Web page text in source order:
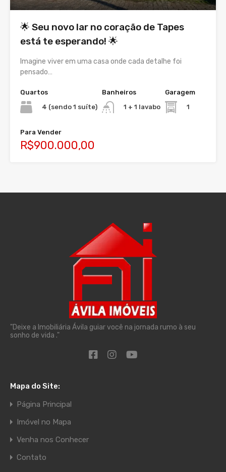
🌟 Seu novo lar no coração de Tapes
está te esperando! 🌟
Imagine viver em uma casa onde cada detalhe foi
pensado…
Quartos
4 (sendo 1 suíte)
Banheiros
1 + 1 lavabo
Garagem
1
Para Vender
R$900.000,00
"Deixe a Imobiliária Ávila guiar você na jornada rumo à seu
sonho de vida ."
Mapa do Site:
Página Principal
Imóvel no Mapa
Venha nos Conhecer
Contato